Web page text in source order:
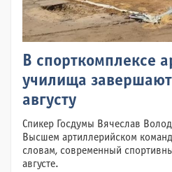
В спорткомплексе
училища
августу
Спикер Госдумы Вячеслав
Высшем артиллерийском
словам, современный
августе.